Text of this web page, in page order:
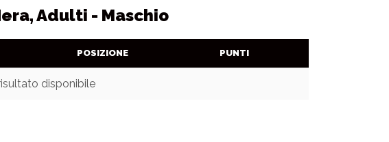
Adulti - Maschio
POSIZIONE PUNTI
disponibile